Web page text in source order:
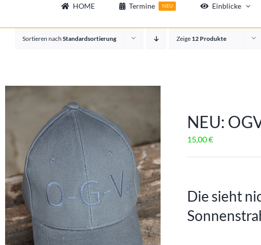
HOME Termine NEU Einblicke
Sortieren nach Standardsortierung Zeige 12 Produkte
NEU:
15,00€
Die sieht